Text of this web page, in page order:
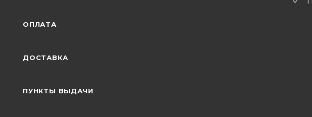
ОПЛАТА
ДОСТАВКА
ПУНКТЫ ВЫДАЧИ